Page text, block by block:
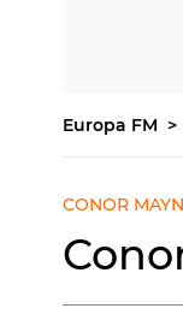
Europa FM
CONOR